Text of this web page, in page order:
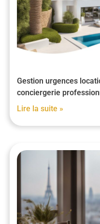
Gestion urgences
conciergerie
Lire la suite »